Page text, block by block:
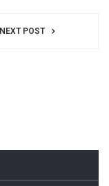
NEXT POST